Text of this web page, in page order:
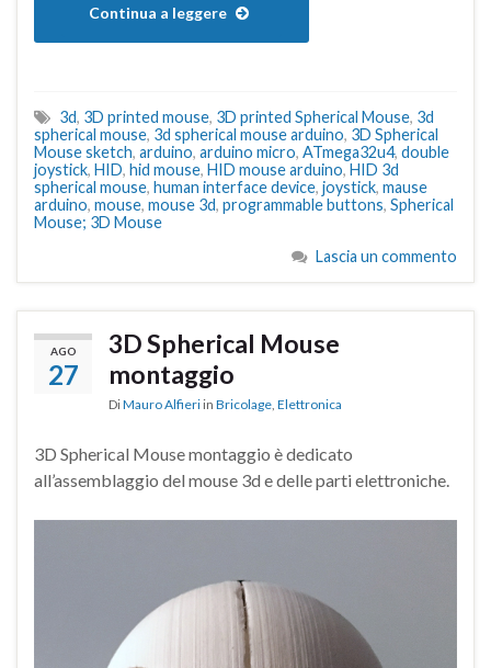
Continua a leggere
3d, 3D printed mouse, 3D printed Spherical Mouse, 3d
spherical mouse, 3d spherical mouse arduino, 3D Spherical
Mouse sketch, arduino, arduino micro, ATmega32u4, double
joystick, HID, hid mouse, HID mouse arduino, HID 3d
spherical mouse, human interface device, joystick, mause
arduino, mouse, mouse 3d, programmable buttons, Spherical
Mouse; 3D Mouse
Lascia un commento
AGO
27
3D Spherical Mouse
montaggio
DiMauro Alfieri in Bricolage Elettronica
3D Spherical Mouse montaggio è dedicato
all’assemblaggio del mouse 3d e delle parti elettroniche.